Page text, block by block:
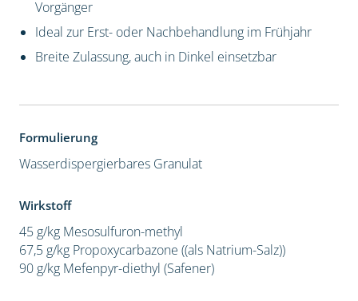
Vorgänger
Ideal zur Erst- oder Nachbehandlung im Frühjahr
Breite Zulassung, auch in Dinkel einsetzbar
Formulierung
Wasserdispergierbares Granulat
Wirkstoff
45 g/kg Mesosulfuron-methyl
67,5 g/kg Propoxycarbazone ((als Natrium-Salz))
90 g/kg Mefenpyr-diethyl (Safener)